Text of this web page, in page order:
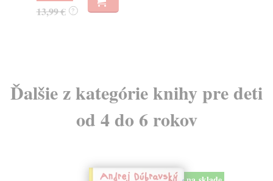
13,99 € ?
Ďalšie z kategórie knihy pre deti
od 4 do 6 rokov